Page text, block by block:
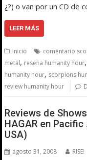
¿?) o van por un CD de
LEER MÁS
Inicio comentario
metal, reseña humanity hour,
humanity hour, scorpions
review humanity hour
Reviews de
HAGAR en
USA)
agosto 31, 2008 RISE!